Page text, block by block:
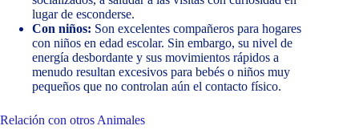
lugar de esconderse.
Con niños: Son excelentes compañeros para hogares
con niños en edad escolar. Sin embargo, su nivel de
energía desbordante y sus movimientos rápidos a
menudo resultan excesivos para bebés o niños muy
pequeños que no controlan aún el contacto físico.
Relación con otros Animales